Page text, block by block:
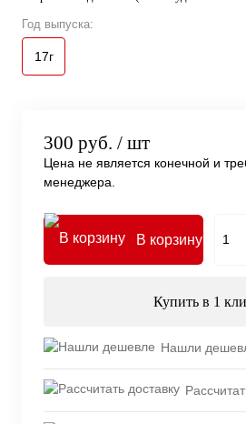
Год выпуска:
17г
300 руб. / шт
Цена не является конечной и
менеджера.
В корзину
Купить в 1
Нашли